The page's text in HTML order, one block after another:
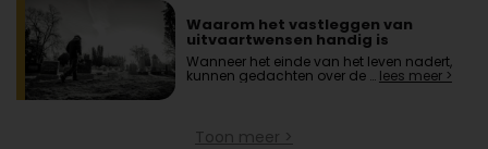
Waarom het vastleggen van
uitvaartwensen handig is
Wanneer het einde van het leven nadert,
kunnen gedachten over de … lees meer >
Toon meer >